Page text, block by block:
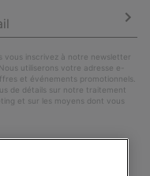
vous inscrivez à notre newsletter
utiliserons votre adresse e-
et événements promotionnels.
de détails sur notre traitement
et sur les moyens dont vous